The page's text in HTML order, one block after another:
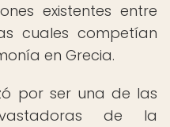
existentes entre
cuales competían
en Grecia.
por ser una de las
de la